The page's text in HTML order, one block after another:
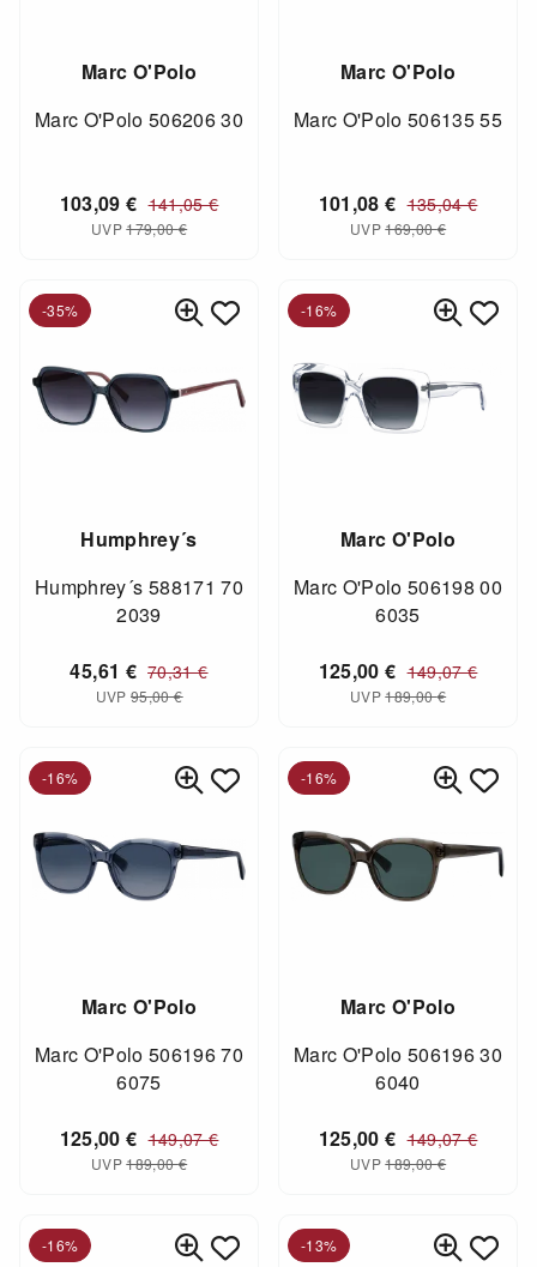
Marc O'Polo
Marc O'Polo 506206 30
103,09€ 141,05€
UVP179,00€
Marc O'Polo
Marc O'Polo 506135 55
101,08€ 135,04€
UVP169,00€
Humphrey´s
Humphrey´s 588171 70
2039
45,61 € 70,31€
UVP 95,00€
-35%
Marc O'Polo
Marc O'Polo 506198 00
6035
125,00€ 149,07€
UVP189,00€
-16%
Marc O'Polo
Marc O'Polo 506196 70
6075
125,00€ 149,07€
UVP189,00€
-16%
Marc O'Polo
Marc O'Polo 506196 30
6040
125,00€ 149,07€
UVP189,00€
-16%
-16% -13%